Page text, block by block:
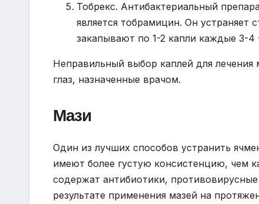
Тобрекс. Антибактериальный
является тобрамицин. Он устраняет
закапывают по 1-2 капли каждые 3-4
Неправильный выбор каплей для лечения
глаз, назначенные врачом.
Мази
Один из лучших способов устранить
имеют более густую консистенцию, чем
содержат антибиотики,
результате применения мазей на